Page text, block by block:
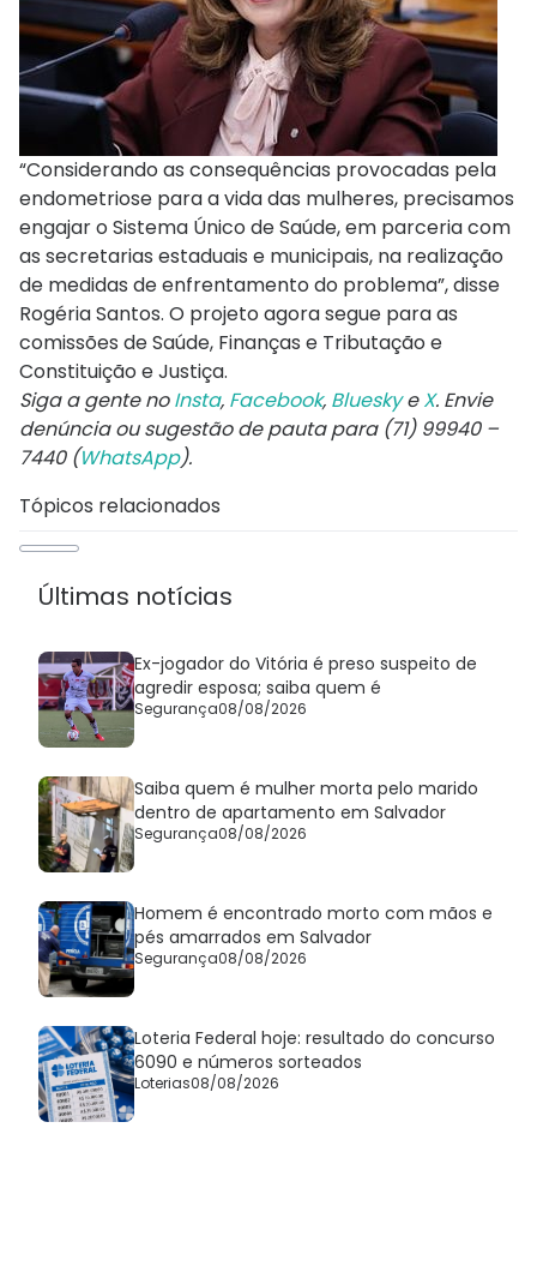
“Considerando as consequências provocadas pela
endometriose para a vida das mulheres, precisamos
engajar o Sistema Único de Saúde, em parceria com
as secretarias estaduais e municipais, na realização
de medidas de enfrentamento do problema”, disse
Rogéria Santos. O projeto agora segue para as
comissões de Saúde, Finanças e Tributação e
Constituição e Justiça.
Siga a gente noInsta, Facebook, BlueskyeX. Envie
denúncia ou sugestão de pauta para (71) 99940 –
7440 (WhatsApp).
Tópicos relacionados
Últimas notícias
Ex-jogador do Vitória é preso suspeito de
agredir esposa; saiba quem é
Segurança08/08/2026
Saiba quem é mulher morta pelo marido
dentro de apartamento em Salvador
Segurança08/08/2026
Homem é encontrado morto com mãos e
pés amarrados em Salvador
Segurança08/08/2026
Loteria Federal hoje: resultado do concurso
6090 e números sorteados
Loterias08/08/2026